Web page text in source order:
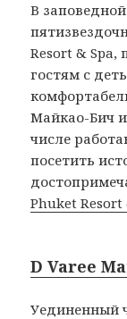
В
Resort &
гостям с
Майкао-Бич
числе
посетить
Phuket Resort
D Varee
Уединенный